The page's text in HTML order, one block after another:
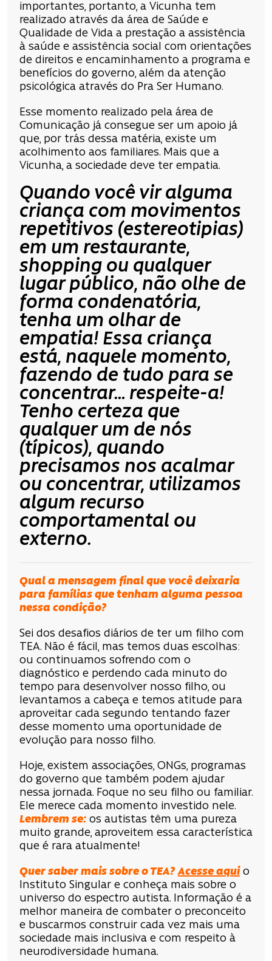
importantes, portanto, a Vicunha tem
realizado através da área de Saúde e
Qualidade de Vida a prestação a assistência
à saúde e assistência social com orientações
de direitos e encaminhamento a programa e
benefícios do governo, além da atenção
psicológica através do Pra Ser Humano.
Esse momento realizado pela área de
Comunicação já consegue ser um apoio já
que, por trás dessa matéria, existe um
acolhimento aos familiares. Mais que a
Vicunha, a sociedade deve ter empatia.
Quando você vir alguma
criança com movimentos
repetitivos (estereotipias)
em um restaurante,
shopping ou qualquer
lugar público, não olhe de
forma condenatória,
tenha um olhar de
empatia! Essa criança
está, naquele momento,
fazendo de tudo para se
concentrar… respeite-a!
Tenho certeza que
qualquer um de nós
(típicos), quando
precisamos nos acalmar
ou concentrar, utilizamos
algum recurso
comportamental ou
externo.
Qual a mensagem final que você deixaria
para famílias que tenham alguma pessoa
nessa condição?
Sei dos desafios diários de ter um filho com
TEA. Não é fácil, mas temos duas escolhas:
ou continuamos sofrendo com o
diagnóstico e perdendo cada minuto do
tempo para desenvolver nosso filho, ou
levantamos a cabeça e temos atitude para
aproveitar cada segundo tentando fazer
desse momento uma oportunidade de
evolução para nosso filho.
Hoje, existem associações, ONGs, programas
do governo que também podem ajudar
nessa jornada. Foque no seu filho ou familiar.
Ele merece cada momento investido nele.
Lembrem se: os autistas têm uma pureza
muito grande, aproveitem essa característica
que é rara atualmente!
Quer saber mais sobre o TEA? Acesse aqui o
Instituto Singular e conheça mais sobre o
universo do espectro autista. Informação é a
melhor maneira de combater o preconceito
e buscarmos construir cada vez mais uma
sociedade mais inclusiva e com respeito à
neurodiversidade humana.